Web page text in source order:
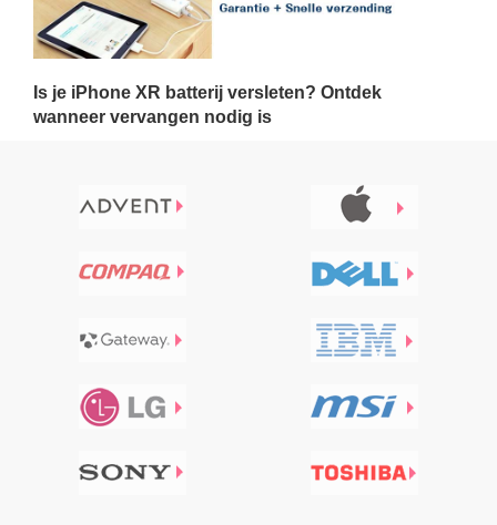
Is je iPhone XR batterij versleten? Ontdek
wanneer vervangen nodig is